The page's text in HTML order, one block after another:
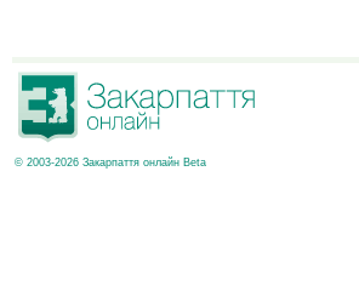
© 2003-2026 Закарпаття онлайн Beta